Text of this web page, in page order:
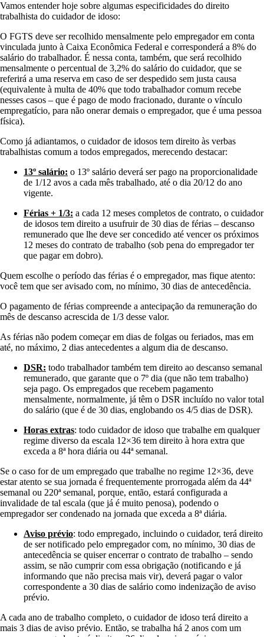
Vamos entender hoje sobre algumas especificidades do direito
trabalhista do cuidador de idoso:
O FGTS deve ser recolhido mensalmente pelo empregador em conta
vinculada junto à Caixa Econômica Federal e corresponderá a 8% do
salário do trabalhador. É nessa conta, também, que será recolhido
mensalmente o percentual de 3,2% do salário do cuidador, que se
referirá a uma reserva em caso de ser despedido sem justa causa
(equivalente à multa de 40% que todo trabalhador comum recebe
nesses casos – que é pago de modo fracionado, durante o vínculo
empregatício, para não onerar demais o empregador, que é uma pessoa
física).
Como já adiantamos, o cuidador de idosos tem direito às verbas
trabalhistas comum a todos empregados, merecendo destacar:
13º salário: o 13º salário deverá ser pago na proporcionalidade
de 1/12 avos a cada mês trabalhado, até o dia 20/12 do ano
vigente.
Férias + 1/3: a cada 12 meses completos de contrato, o cuidador
de idosos tem direito a usufruir de 30 dias de férias – descanso
remunerado que lhe deve ser concedido até vencer os próximos
12 meses do contrato de trabalho (sob pena do empregador ter
que pagar em dobro).
Quem escolhe o período das férias é o empregador, mas fique atento:
você tem que ser avisado com, no mínimo, 30 dias de antecedência.
O pagamento de férias compreende a antecipação da remuneração do
mês de descanso acrescida de 1/3 desse valor.
As férias não podem começar em dias de folgas ou feriados, mas em
até, no máximo, 2 dias antecedentes a algum dia de descanso.
DSR: todo trabalhador também tem direito ao descanso semanal
remunerado, que garante que o 7º dia (que não tem trabalho)
seja pago. Os empregados que recebem pagamento
mensalmente, normalmente, já têm o DSR incluído no valor total
do salário (que é de 30 dias, englobando os 4/5 dias de DSR).
Horas extras: todo cuidador de idoso que trabalhe em qualquer
regime diverso da escala 12×36 tem direito à hora extra que
exceda a 8ª hora diária ou 44ª semanal.
Se o caso for de um empregado que trabalhe no regime 12×36, deve
estar atento se sua jornada é frequentemente prorrogada além da 44ª
semanal ou 220ª semanal, porque, então, estará configurada a
invalidade de tal escala (que já é muito penosa), podendo o
empregador ser condenado na jornada que exceda a 8ª diária.
Aviso prévio: todo empregado, incluindo o cuidador, terá direito
de ser notificado pelo empregador com, no mínimo, 30 dias de
antecedência se quiser encerrar o contrato de trabalho – sendo
assim, se não cumprir com essa obrigação (notificando e já
informando que não precisa mais vir), deverá pagar o valor
correspondente a 30 dias de salário como indenização de aviso
prévio.
A cada ano de trabalho completo, o cuidador de idoso terá direito a
mais 3 dias de aviso prévio. Então, se trabalha há 2 anos com um